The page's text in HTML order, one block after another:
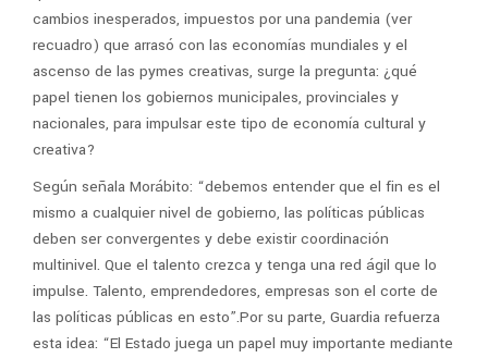
cambios inesperados, impuestos por una pandemia (ver
recuadro) que arrasó con las economías mundiales y el
ascenso de las pymes creativas, surge la pregunta: ¿qué
papel tienen los gobiernos municipales, provinciales y
nacionales, para impulsar este tipo de economía cultural y
creativa?
Según señala Morábito: “debemos entender que el fin es el
mismo a cualquier nivel de gobierno, las políticas públicas
deben ser convergentes y debe existir coordinación
multinivel. Que el talento crezca y tenga una red ágil que lo
impulse. Talento, emprendedores, empresas son el corte de
las políticas públicas en esto”.Por su parte, Guardia refuerza
esta idea: “El Estado juega un papel muy importante mediante